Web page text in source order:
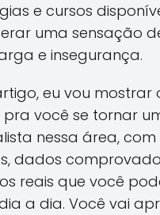
e cursos
uma sensação
e insegurança.
eu vou mostrar
pra você se tornar
nessa área,
dados
reais que você
a dia. Você vai